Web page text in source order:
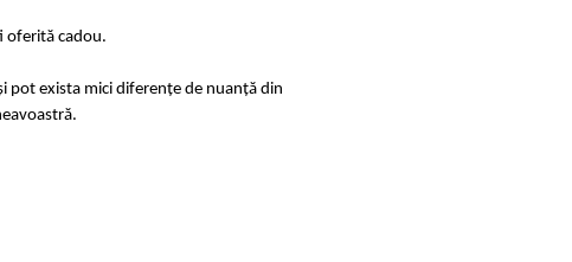
oferită cadou.
pot exista mici diferențe de nuanță din